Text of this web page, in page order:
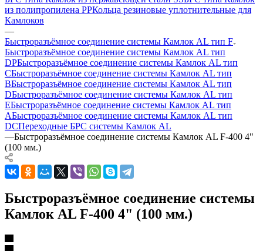
из полипропилена PPКольца резиновые уплотнительные для
Камлоков
—
Быстроразъёмное соединение системы Камлок AL тип F
Быстроразъёмное соединение системы Камлок AL тип
DPБыстроразъёмное соединение системы Камлок AL тип
CБыстроразъёмное соединение системы Камлок AL тип
BБыстроразъёмное соединение системы Камлок AL тип
DБыстроразъёмное соединение системы Камлок AL тип
EБыстроразъёмное соединение системы Камлок AL тип
AБыстроразъёмное соединение системы Камлок AL тип
DCПереходные БРС системы Камлок AL
—Быстроразъёмное соединение системы Камлок AL F-400 4"
(100 мм.)
Быстроразъёмное соединение системы
Камлок AL F-400 4" (100 мм.)